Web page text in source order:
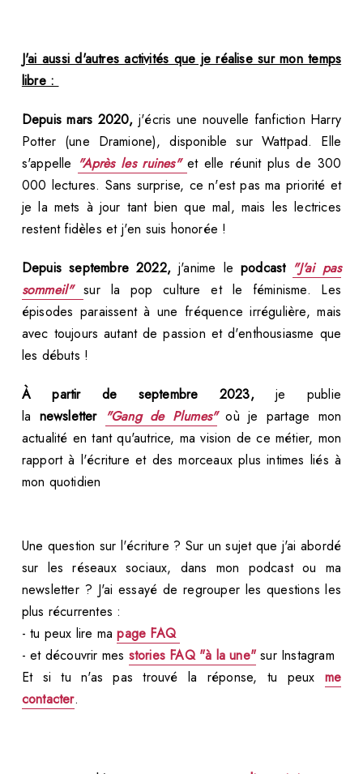
J'ai aussi d'autres activités que je réalise sur mon temps
libre :
Depuis mars 2020, j'écris une nouvelle fanfiction Harry
Potter (une Dramione), disponible sur Wattpad. Elle
s'appelle "Après les ruines" et elle réunit plus de 300
000 lectures. Sans surprise, ce n'est pas ma priorité et
je la mets à jour tant bien que mal, mais les lectrices
restent fidèles et j'en suis honorée !
Depuis septembre 2022, j'anime le podcast "J'ai pas
sommeil"sur la pop culture et le féminisme. Les
épisodes paraissent à une fréquence irrégulière, mais
avec toujours autant de passion et d'enthousiasme que
les débuts !
À partir de septembre 2023,je publie
la newsletter "Gang de Plumes" où je partage mon
actualité en tant qu'autrice, ma vision de ce métier, mon
rapport à l'écriture et des morceaux plus intimes liés à
mon quotidien
Une question sur l'écriture ? Sur un sujet que j'ai abordé
sur les réseaux sociaux, dans mon podcast ou ma
newsletter ? J'ai essayé de regrouper les questions les
plus récurrentes :
- tu peux lire mapage FAQ
- et découvrir mes stories FAQ "à la une" sur Instagram
Et si tu n'as pas trouvé la réponse, tu peux me
contacter.